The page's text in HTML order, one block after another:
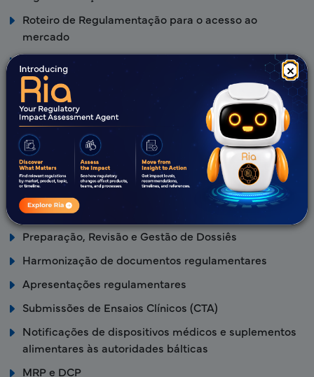
×
Roteiro de Regulamentação para o acesso ao
mercado
Assuntos Regulamentares e Inteligência
Regulamentar
Vias de registo e serviços de gestão de licenças
Autorizações de Introdução no Mercado e suporte de
manutenção
Consultoria de acesso ao mercado
Consulta regulatória
Suporte operacional End-to-End
Preparação, Revisão e Gestão de Dossiês
Harmonização de documentos regulamentares
Apresentações regulamentares
Submissões de Ensaios Clínicos (CTA)
Notificações de dispositivos médicos e suplementos
alimentares às autoridades bálticas
MRP e DCP